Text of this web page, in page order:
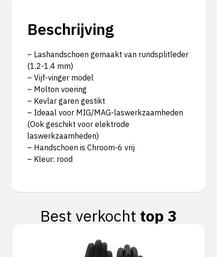
Beschrijving
– Lashandschoen gemaakt van rundsplitleder
(1.2-1.4 mm)
– Vijf-vinger model
– Molton voering
– Kevlar garen gestikt
– Ideaal voor MIG/MAG-laswerkzaamheden
(Ook geschikt voor elektrode
laswerkzaamheden)
– Handschoen is Chroom-6 vrij
– Kleur: rood
Best verkocht top 3